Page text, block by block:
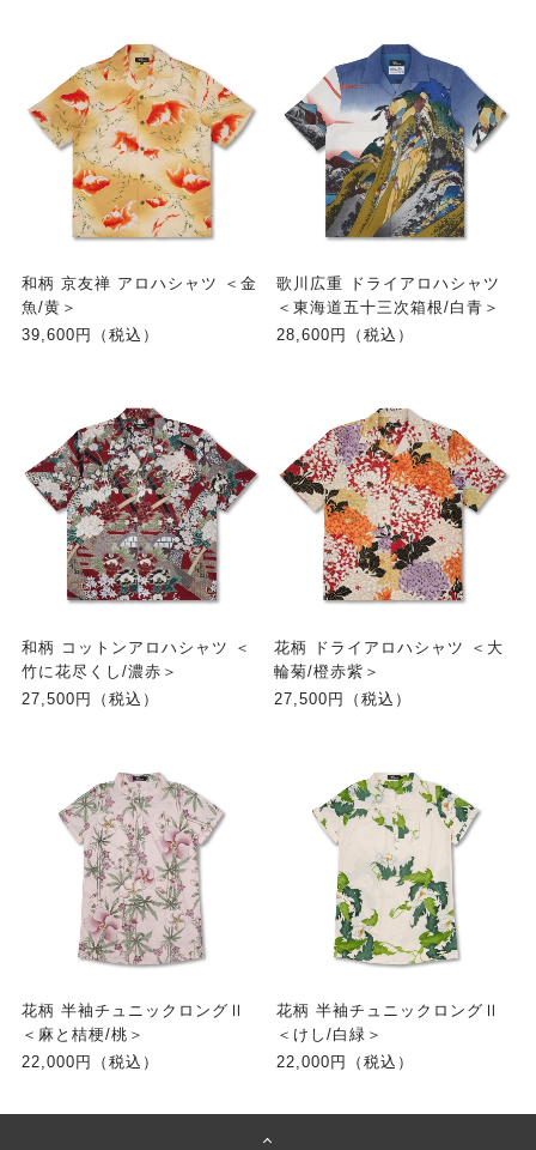
和柄 京友禅 アロハシャツ ＜金
魚/黄＞
39,600円（税込）
歌川広重 ドライアロハシャツ
＜東海道五十三次箱根/白青＞
28,600円（税込）
和柄 コットンアロハシャツ ＜
竹に花尽くし/濃赤＞
27,500円（税込）
花柄 ドライアロハシャツ ＜大
輪菊/橙赤紫＞
27,500円（税込）
花柄 半袖チュニックロングⅡ
＜麻と桔梗/桃＞
22,000円（税込）
花柄 半袖チュニックロングⅡ
＜けし/白緑＞
22,000円（税込）